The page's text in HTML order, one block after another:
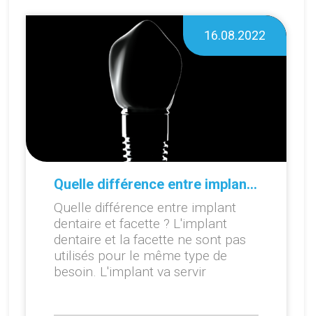
16.08.2022
Quelle différence entre implant dentaire et facette ?
Quelle différence entre implant
dentaire et facette ? L'implant
dentaire et la facette ne sont pas
utilisés pour le même type de
besoin. L'implant va servir